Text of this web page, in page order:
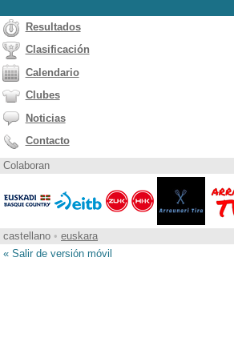
Resultados
Clasificación
Calendario
Clubes
Noticias
Contacto
Colaboran
castellano • euskara
« Salir de versión móvil